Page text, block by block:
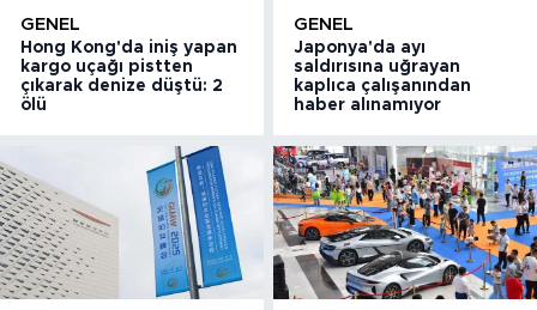
GENEL
Hong Kong'da iniş yapan
kargo uçağı pistten
çıkarak denize düştü: 2
ölü
GENEL
Japonya'da ayı
saldırısına uğrayan
kaplıca çalışanından
haber alınamıyor